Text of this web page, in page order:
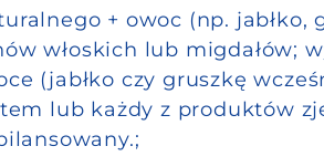
+ owoc (np. jabłko,
włoskich lub migdałów;
(jabłko czy gruszkę
lub każdy z produktów